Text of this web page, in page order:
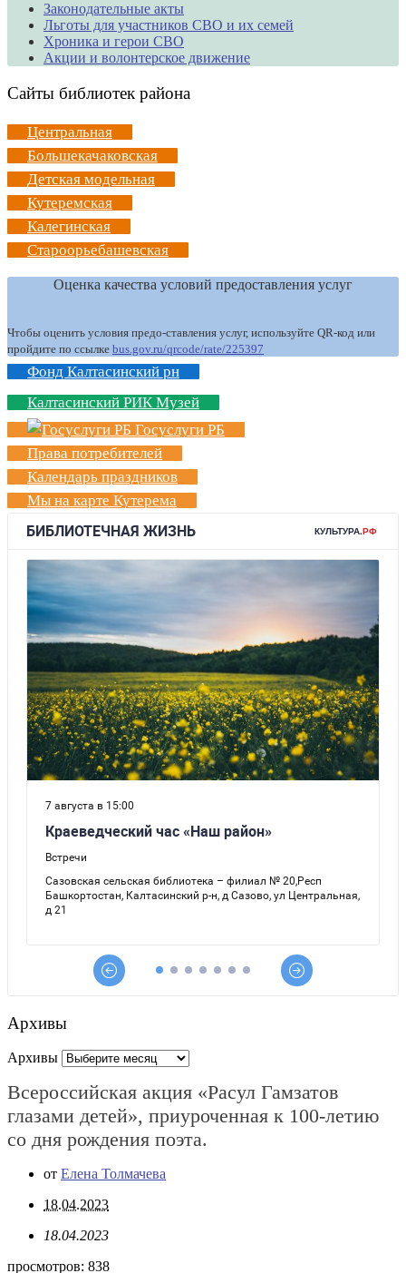
Законодательные акты
Льготы для участников СВО и их семей
Хроника и герои СВО
Акции и волонтерское движение
Сайты библиотек района
Центральная
Большекачаковская
Детская модельная
Кутеремская
Калегинская
Староорьебашевская
Оценка качества условий предоставления услуг
Чтобы оценить условия предо-ставления услуг, используйте QR-код или
пройдите по ссылке bus.gov.ru/qrcode/rate/225397
Фонд Калтасинский рн
Калтасинский РИК Музей
Госуслуги РБ
Права потребителей
Календарь праздников
Мы на карте Кутерема
Архивы
Архивы
Всероссийская акция «Расул Гамзатов
глазами детей», приуроченная к 100-летию
со дня рождения поэта.
от Елена Толмачева
18.04.2023
18.04.2023
просмотров: 838